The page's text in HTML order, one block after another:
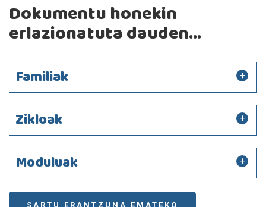
Dokumentu honekin
erlazionatuta dauden...
Familiak
Zikloak
Moduluak
SARTU ERANTZUNA EMATEKO